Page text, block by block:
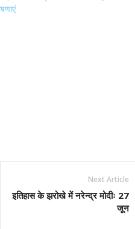
Next Article
इतिहास के झरोखे में नरेन्द्र मोदीः 27
जून